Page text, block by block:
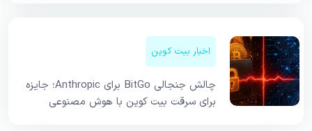
اخبار بیت کوین
چالش جنجالی BitGo برای Anthropic؛ جایزه
برای سرقت بیت کوین با هوش مصنوعی